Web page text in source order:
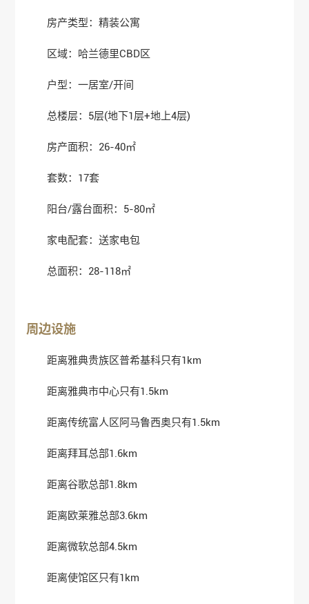
房产类型：精装公寓
区域：哈兰德里CBD区
户型：一居室/开间
总楼层：5层(地下1层+地上4层)
房产面积：26-40㎡
套数：17套
阳台/露台面积：5-80㎡
家电配套：送家电包
总面积：28-118㎡
周边设施
距离雅典贵族区普希基科只有1km
距离雅典市中心只有1.5km
距离传统富人区阿马鲁西奥只有1.5km
距离拜耳总部1.6km
距离谷歌总部1.8km
距离欧莱雅总部3.6km
距离微软总部4.5km
距离使馆区只有1km